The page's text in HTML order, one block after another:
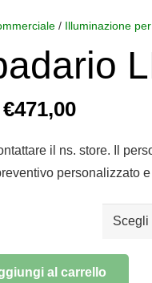
/ Illuminazione
€471,00Fascia
prezzo:
da
il ns. store. Il
personalizzato
al carrello